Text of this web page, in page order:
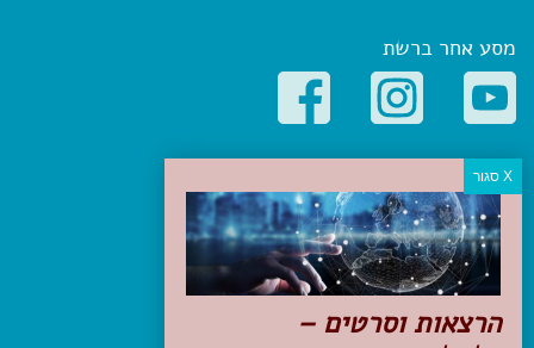
מסע אחר ברשת
קטגוריות פופולריות
יעדים
טיולים בישראל
מלונות בוטיק בישראל
טיפים והמלצות
הכנות לנסיעה
הרצאות וסרטים –